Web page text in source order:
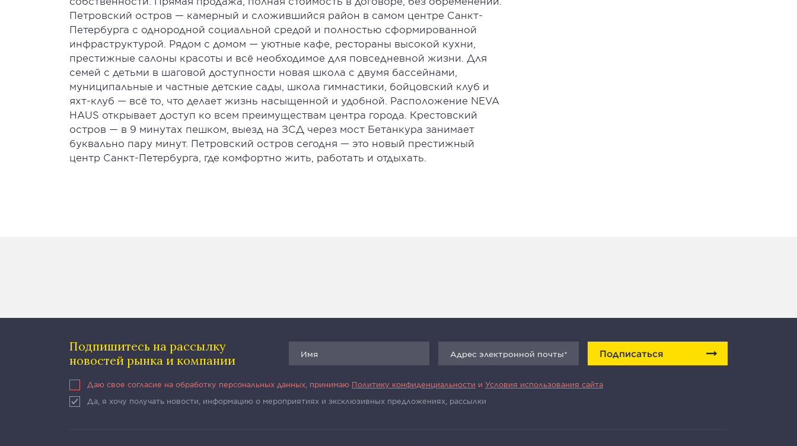
Петровский остров — камерный и сложившийся район в самом центре Санкт-
Петербурга с однородной социальной средой и полностью сформированной
инфраструктурой. Рядом с домом — уютные кафе, рестораны высокой кухни,
престижные салоны красоты и всё необходимое для повседневной жизни. Для
семей с детьми в шаговой доступности новая школа с двумя бассейнами,
муниципальные и частные детские сады, школа гимнастики, бойцовский клуб и
яхт-клуб — всё то, что делает жизнь насыщенной и удобной. Расположение NEVA
HAUS открывает доступ ко всем преимуществам центра города. Крестовский
остров — в 9 минутах пешком, выезд на ЗСД через мост Бетанкура занимает
буквально пару минут. Петровский остров сегодня — это новый престижный
центр Санкт-Петербурга, где комфортно жить, работать и отдыхать.
Подпишитесь на рассылку
новостей рынка и компании
Подписаться
Даю свое согласие на обработку персональных данных, принимаю Политику конфиденциальности и Условия использования сайта
Да, я хочу получать новости, информацию о мероприятиях и эксклюзивных предложениях, рассылки